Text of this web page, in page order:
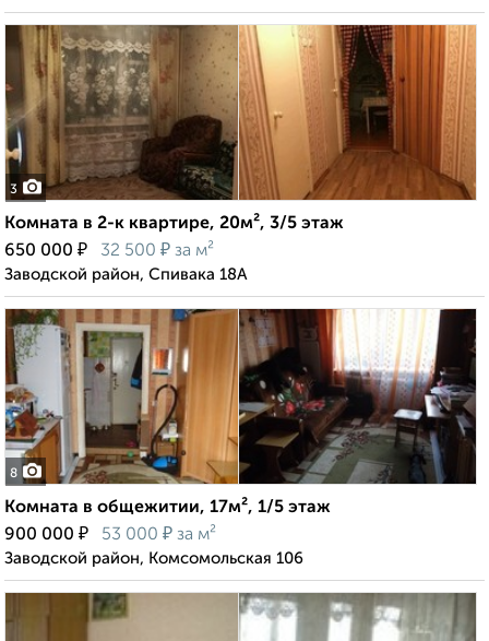
3
Комната в 2-к квартире, 20м², 3/5 этаж
650 000 ₽ 32 500 ₽ за м²
Заводской район, Спивака 18А
8
Комната в общежитии, 17м², 1/5 этаж
900 000 ₽ 53 000 ₽ за м²
Заводской район, Комсомольская 106